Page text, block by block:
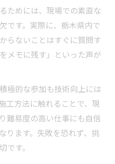
ためには、現場での素直な
です。実際に、栃木県内で
らないことはすぐに質問す
メモに残す」といった声が
極的な参加も技術向上には
工方法に触れることで、現
難易度の高い仕事にも自信
ります。失敗を恐れず、挑
です。